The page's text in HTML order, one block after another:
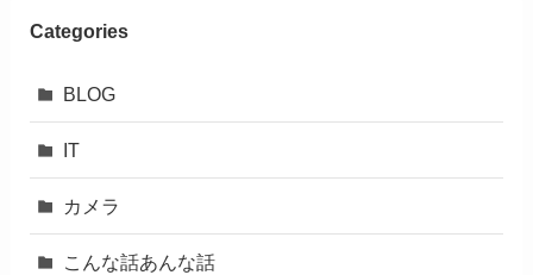
Categories
BLOG
IT
カメラ
こんな話あんな話